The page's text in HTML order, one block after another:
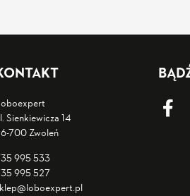
Sienkiewicza 14
700 Zwoleń
995 533
995 527